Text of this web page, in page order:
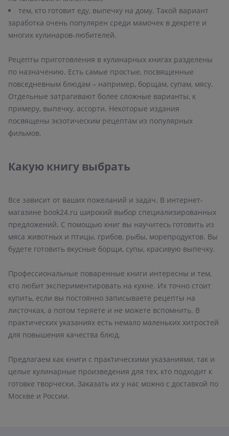
тем, кто готовит еду, выпечку на дому. Такой вариант
заработка очень популярен среди мамочек в декрете и
многих кулинаров-любителей.
Рецепты приготовления в кулинарных книгах разделены
по назначению. Есть самые простые, посвященные
повседневным блюдам – например, борщам, супам, мясу.
Отдельные затрагивают более сложные варианты, к
примеру, выпечку, ассорти. Некоторые издания
посвящены экзотическим рецептам из популярных
фильмов.
Какую книгу выбрать
Все зависит от ваших пожеланий и задач. В интернет-
магазине book24.ru широкий выбор специализированных
предложений. С помощью книг вы научитесь готовить из
мяса животных и птицы, грибов, рыбы, морепродуктов. Вы
будете готовить вкусные борщи, супы, красивую выпечку.
Профессиональные поваренные книги интересны и тем,
кто любит экспериментировать на кухне. Их точно стоит
купить, если вы постоянно записываете рецепты на
листочках, а потом теряете и не можете вспомнить. В
практических указаниях есть немало маленьких хитростей
для повышения качества блюд.
Предлагаем как книги с практическими указаниями, так и
целые кулинарные произведения для тех, кто подходит к
готовке творчески. Заказать их у нас можно с доставкой по
Москве и России.